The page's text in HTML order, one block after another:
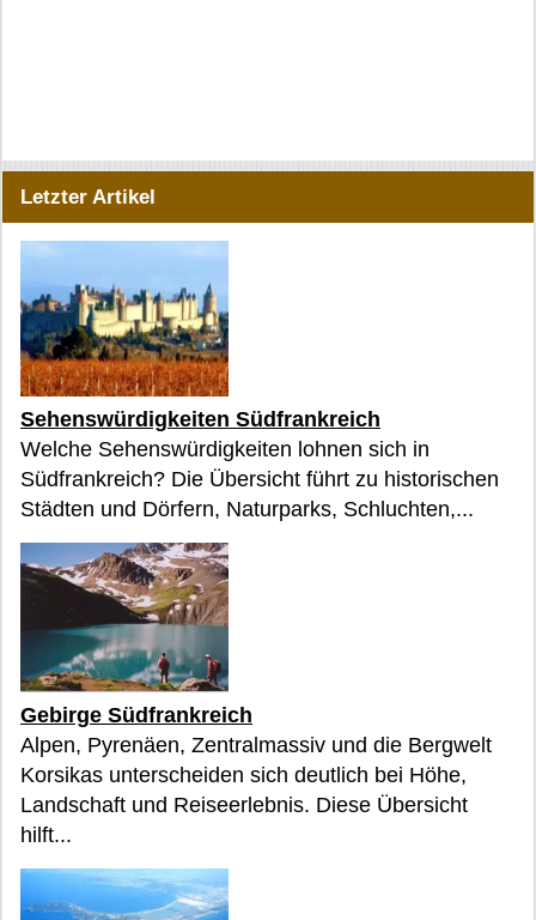
Letzter Artikel
Sehenswürdigkeiten Südfrankreich
Welche Sehenswürdigkeiten lohnen sich in
Südfrankreich? Die Übersicht führt zu historischen
Städten und Dörfern, Naturparks, Schluchten,...
Gebirge Südfrankreich
Alpen, Pyrenäen, Zentralmassiv und die Bergwelt
Korsikas unterscheiden sich deutlich bei Höhe,
Landschaft und Reiseerlebnis. Diese Übersicht
hilft...